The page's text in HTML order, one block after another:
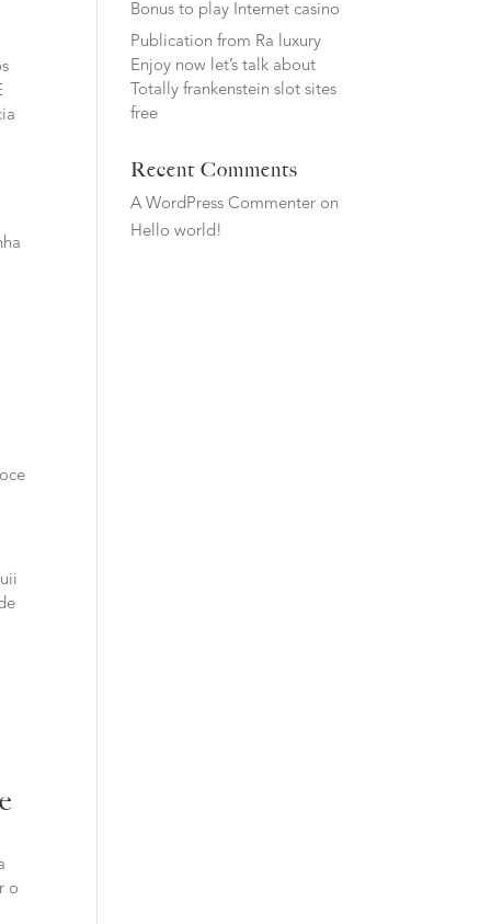
o
Bonus to play Internet casino
Publication from Ra luxury
Enjoy now let’s talk about
Totally frankenstein slot sites
free
Recent Comments
A WordPress Commenter on
Hello world!